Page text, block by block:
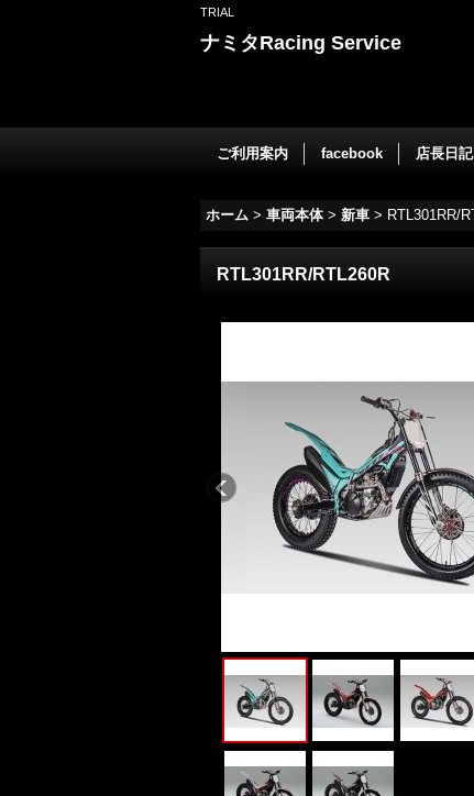
TRIAL
ナミタRacing Service
ご利用案内 facebook 店長日記
ホーム > 車両本体 > 新車 > RTL301RR/
RTL301RR/RTL260R